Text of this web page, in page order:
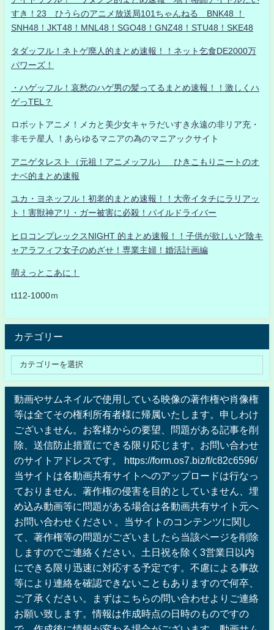
すき！23 ひうらのアニメ放送局101ちゃんねる BNK48 ！
SNH48！JKT48！MNL48！SGO48！GNZ48！STU48！SKE48
タダッフル！ネトゲ廃人的まとめ速報！！ネット乞食DE2000万
パワーズ！
・ハゲッフル！哀愁のハゲ男の髪ってるまとめ速報！！激しくハ
ゲっTEL？
ロボットアニメ！メカと美少女キャラだいすき永遠の非リア充・
非モテ星人 ！あらゆるマニアの為のマニアックサイト
アニゲタレスト（元祖！アニメッフル） ひきこもりニートのオ
ナベ的まとめ速報
ユカ・ヨネッフル！初老的まとめ速報！！大帝イタチにラリアッ
ト！害獣神アリ・ガー被害に必殺！パイルドライバー
ヒロコンプレックスNIGHT 的まとめ速報！！子供が欲しいど陰キ
ャアラフィフ女子のめざせ！専業主婦！婚活計画編
萌えっとこあに！
t112-1000ｍ
カテゴリー
動画やサムネイルで使用している映像の著作権や肖像権
等は全てその権利所有者様に帰属いたします。申しわけ
ございません。お客様からの要望、問題がある記事を削
除、送信防止措置にできる限り応じます。お問い合わせ
のサイトアドレスです。 https://form.os7.biz/f/c82c6596/
当サイトは各動画共有サイトへのアップロードは行なっ
ておりません、著作権の侵害を目的としていません、埋
め込み動画等に問題がある場合は各動画共有サイト元へ
お問い合わせください 。当サイトのコンテンツに関し
て、著作権等の問題がございましたら当該ページを削除
しますのでご連絡ください。土日祝を除く3営業日以内
にできる限り迅速に対応する予定です。不慮による事故
等により連絡を確認できないこともありますので何卒、
ご了承ください。まずはこちらの問い合わせよりご連絡
お願い致します。情報は作成時点の日時のものですの